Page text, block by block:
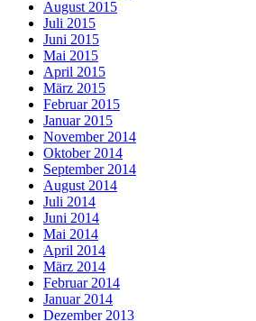
August 2015
Juli 2015
Juni 2015
Mai 2015
April 2015
März 2015
Februar 2015
Januar 2015
November 2014
Oktober 2014
September 2014
August 2014
Juli 2014
Juni 2014
Mai 2014
April 2014
März 2014
Februar 2014
Januar 2014
Dezember 2013